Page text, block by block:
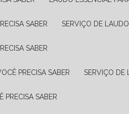
SABER SERVIÇO DE
SABER
PRECISA SABER SERVIÇO
PRECISA SABER